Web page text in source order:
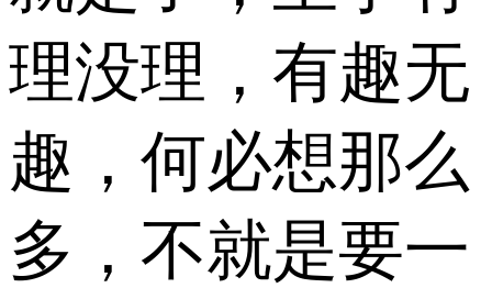
理没理，有趣无
趣，何必想那么
多，不就是要一